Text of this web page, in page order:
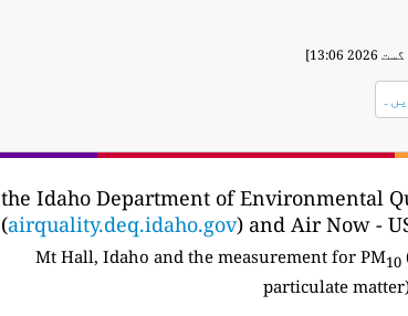
the Idaho Department of Environmental
(airquality.deq.idaho.gov) and Air Now -
10
particulate